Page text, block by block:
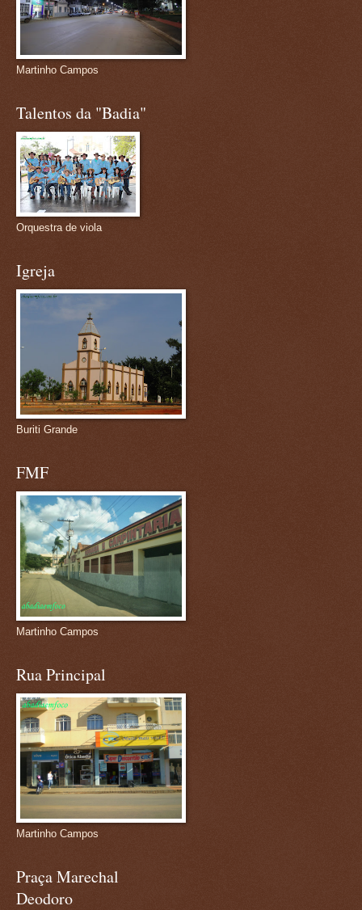
Martinho Campos
Talentos da "Badia"
Orquestra de viola
Igreja
Buriti Grande
FMF
Martinho Campos
Rua Principal
Martinho Campos
Praça Marechal
Deodoro